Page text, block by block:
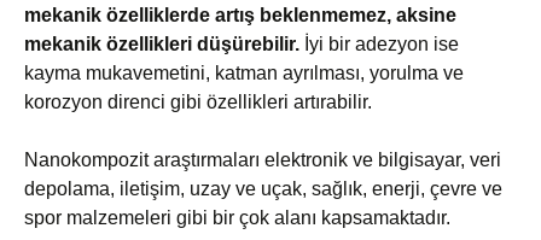
mekanik özelliklerde artış beklenmemez, aksine
mekanik özellikleri düşürebilir. İyi bir adezyon ise
kayma mukavemetini, katman ayrılması, yorulma ve
korozyon direnci gibi özellikleri artırabilir.
Nanokompozit araştırmaları elektronik ve bilgisayar, veri
depolama, iletişim, uzay ve uçak, sağlık, enerji, çevre ve
spor malzemeleri gibi bir çok alanı kapsamaktadır.